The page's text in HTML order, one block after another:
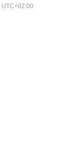
UTC+02:00